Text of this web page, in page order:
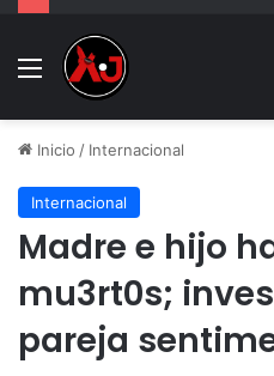
Menu
Inicio / Internacional
Internacional
Madre e hijo
mu3rt0s;
pareja